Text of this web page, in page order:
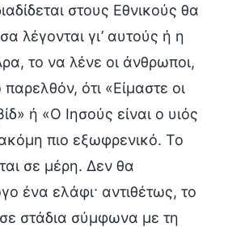
στους Εθνικούς θα
λέγονται γι’ αυτούς ή η
το να λένε οι άνθρωποι,
ότι «Είμαστε οι
ή «Ο Ιησούς είναι ο υιός
πιο εξωφρενικό. Το
σε μέρη. Δεν θα
ένα ελάφι· αντιθέτως, το
σε στάδια σύμφωνα με τη